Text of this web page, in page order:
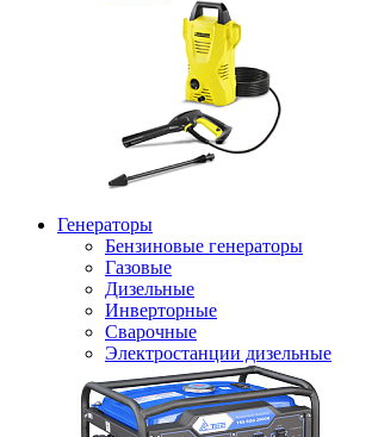
Генераторы
Бензиновые генераторы
Газовые
Дизельные
Инверторные
Сварочные
Электростанции дизельные